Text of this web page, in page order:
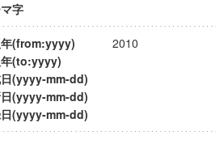
字
(from:yyyy)
2010
年(to:yyyy)
(yyyy-mm-dd)
(yyyy-mm-dd)
(yyyy-mm-dd)